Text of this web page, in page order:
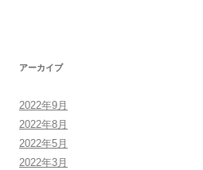
アーカイブ
2022年9月
2022年8月
2022年5月
2022年3月